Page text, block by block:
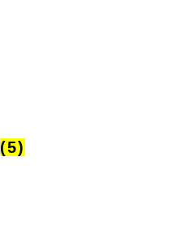
(5)